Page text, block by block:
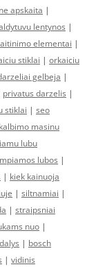
apskaita |
lentynos |
elementai |
stiklai | orkaiciu
gelbeja |
privatus darzelis |
stiklai | seo
masinu
lubu
lubos |
| kiek kainuoja
| siltnamiai |
| straipsniai
nuo |
| bosch
| vidinis